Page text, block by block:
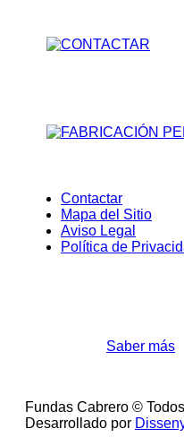
Contactar
Mapa del Sitio
Aviso Legal
Política de
Saber más
Fundas Cabrero ©
Desarrollado por